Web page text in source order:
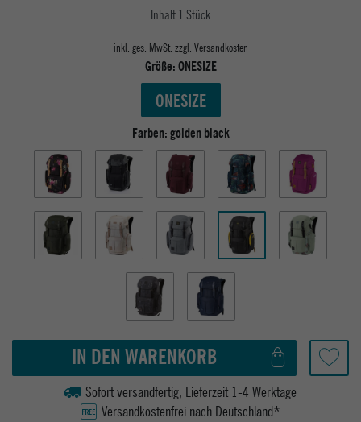
Inhalt 1 Stück
inkl. ges. MwSt. zzgl. Versandkosten
Größe:ONESIZE
ONESIZE
Farben:golden black
IN DEN WARENKORB
Sofort versandfertig, Lieferzeit 1-4 Werktage
Versandkostenfrei nach Deutschland*